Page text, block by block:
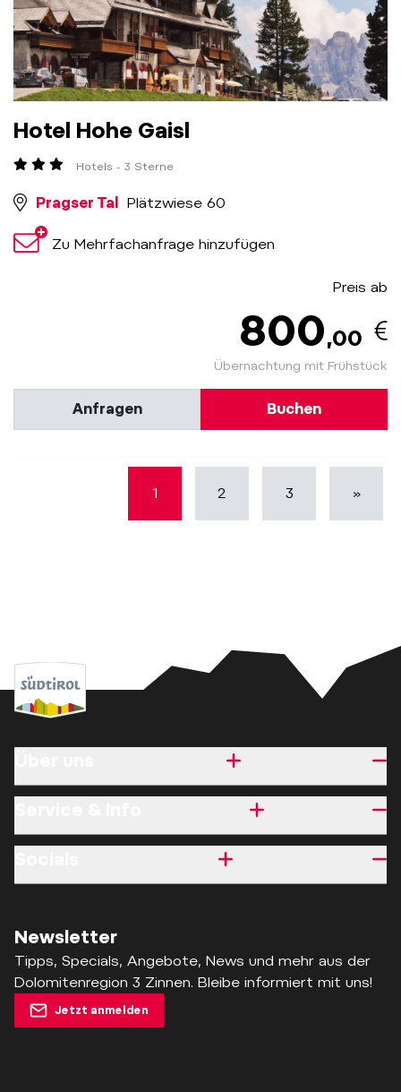
Preis ab
800,00
Übernachtung mit Frühstück
Hotel Hohe Gaisl
Hotels - 3 Sterne
Pragser Tal Plätzwiese 60
Zu Mehrfachanfrage hinzufügen
Anfragen Buchen
1 2 3 »
Newsletter
Tipps, Specials, Angebote, News und mehr aus der
Dolomitenregion 3 Zinnen. Bleibe informiert mit uns!
Jetzt anmelden